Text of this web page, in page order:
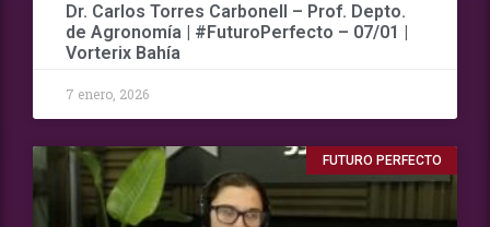
Dr. Carlos Torres Carbonell – Prof. Depto.
de Agronomía | #FuturoPerfecto – 07/01 |
Vorterix Bahía
7 enero, 2026
FUTURO PERFECTO